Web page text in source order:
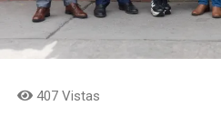
407 Vistas